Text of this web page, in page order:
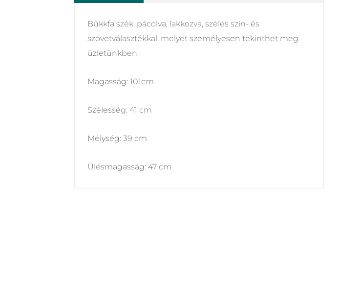
Bükkfa szék, pácolva, lakkozva, széles szín- és
szövetválasztékkal, melyet személyesen tekinthet meg
üzletünkben.
Magasság: 101cm
Szélesség: 41 cm
Mélység: 39 cm
Ülésmagasság: 47 cm